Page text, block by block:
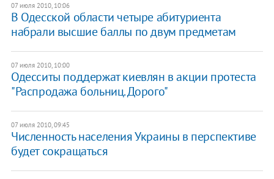
07 июля 2010, 10:06
В Одесской области четыре абитуриента
набрали высшие баллы по двум предметам
07 июля 2010, 10:00
Одесситы поддержат киевлян в акции протеста
"Распродажа больниц. Дорого"
07 июля 2010, 09:45
Численность населения Украины в перспективе
будет сокращаться